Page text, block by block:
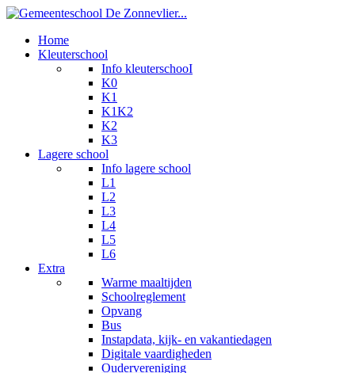
Home
Kleuterschool
Info kleuterschooI
K0
K1
K1K2
K2
K3
Lagere school
Info lagere school
L1
L2
L3
L4
L5
L6
Extra
Warme maaltijden
Schoolreglement
Opvang
Bus
Instapdata, kijk- en vakantiedagen
Digitale vaardigheden
Oudervereniging